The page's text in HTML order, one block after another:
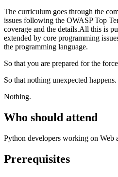
The curriculum goes through the
issues following the OWASP Top
coverage and the details.All this is
extended by core programming
the programming language.
So that you are prepared for the
So that nothing unexpected happens.
Nothing.
Who should attend
Python developers working on Web
Prerequisites